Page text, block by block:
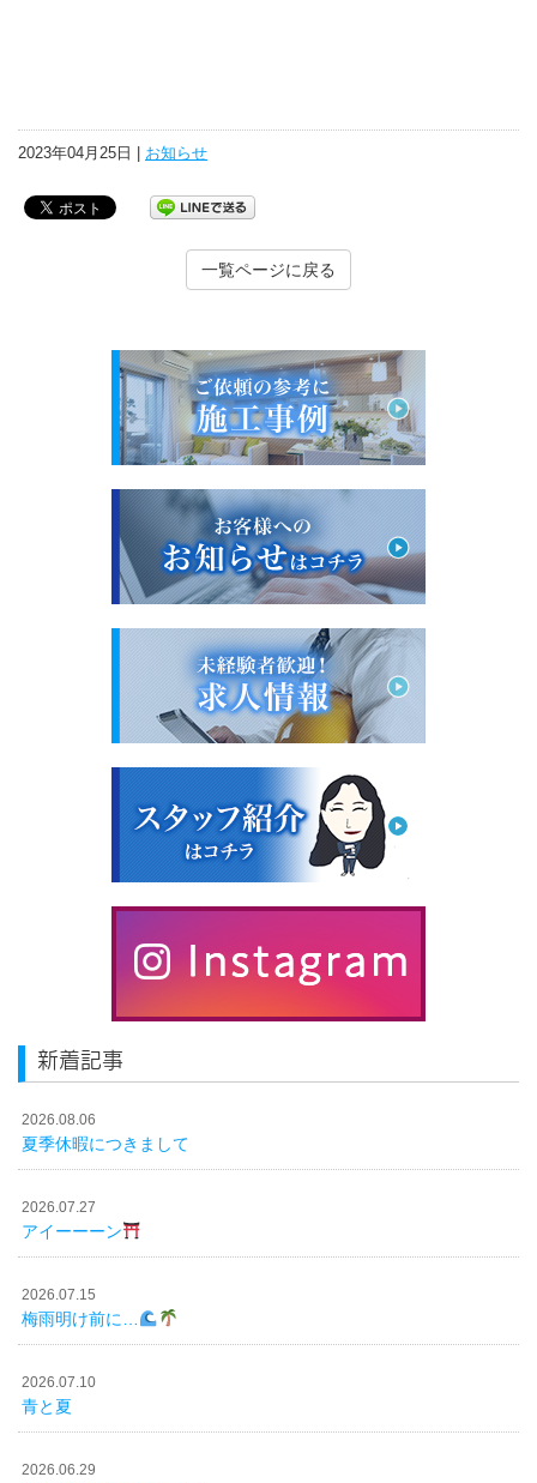
2023年04月25日 | お知らせ
一覧ページに戻る
新着記事
2026.08.06
夏季休暇につきまして
2026.07.27
アイーーーン
2026.07.15
梅雨明け前に…
2026.07.10
青と夏
2026.06.29